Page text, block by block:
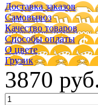
Доставка заказов
Самовывоз
Качество товаров
Способы оплаты
О цвете
Грузик
3870